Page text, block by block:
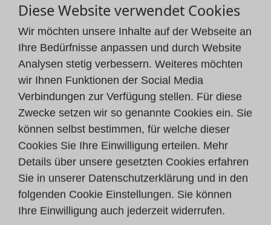
Diese Website verwendet Cookies
Wir möchten unsere Inhalte auf der Webseite an
Ihre Bedürfnisse anpassen und durch Website
Analysen stetig verbessern. Weiteres möchten
wir Ihnen Funktionen der Social Media
Verbindungen zur Verfügung stellen. Für diese
Zwecke setzen wir so genannte Cookies ein. Sie
können selbst bestimmen, für welche dieser
Cookies Sie Ihre Einwilligung erteilen. Mehr
Details über unsere gesetzten Cookies erfahren
Sie in unserer Datenschutzerklärung und in den
folgenden Cookie Einstellungen. Sie können
Ihre Einwilligung auch jederzeit widerrufen.
Kontaktformular
Haben Sie Fragen zu unseren
Dienstleistungen? Wünschen Sie eine
unverbindliche Bewertung zu einem
bestimmten Projekt?